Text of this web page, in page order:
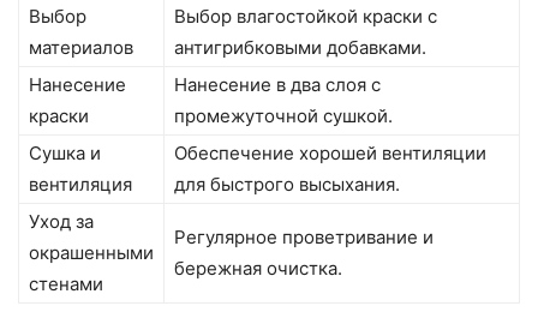
Выбор
материалов
Выбор влагостойкой краски с
антигрибковыми добавками.
Нанесение
краски
Нанесение в два слоя с
промежуточной сушкой.
Сушка и
вентиляция
Обеспечение хорошей вентиляции
для быстрого высыхания.
Уход за
окрашенными
стенами
Регулярное проветривание и
бережная очистка.